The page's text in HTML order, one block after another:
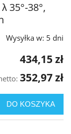
35°-38°,
Wysyłka w: 5 dni
434,15 zł
352,97 zł
DO KOSZYKA